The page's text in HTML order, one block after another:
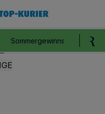
Sommergewinnspiel